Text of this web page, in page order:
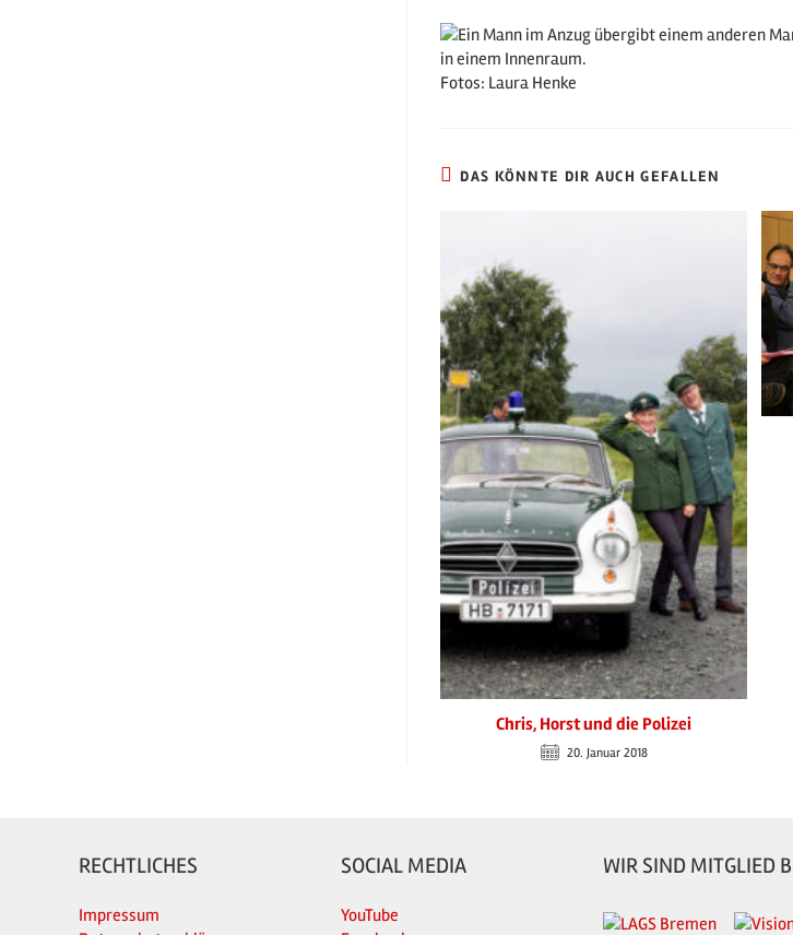
Fotos: Laura Henke
DAS KÖNNTE DIR AUCH GEFALLEN
Chris, Horst und die Polizei
20. Januar 2018
RECHTLICHES
Impressum
SOCIAL MEDIA
YouTube
WIR SIND MITGLIED